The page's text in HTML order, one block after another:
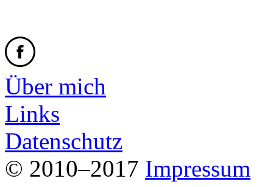
Über mich
Links
Datenschutz
© 2010–2017 Impressum